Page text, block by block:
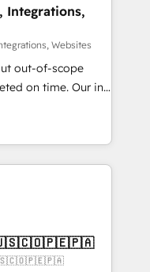
data loss or
efficiency. 🔹
your tech stack
reinforcing
compliance. At
Integrations,
Websites
out-of-scope
time. Our in-
experts,
handles all
different CRMs
✨ CS: Clients
new visitors for a
415% conversion